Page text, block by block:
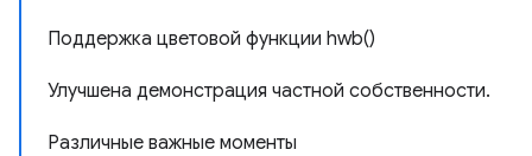
Поддержка цветовой функции hwb()
Улучшена демонстрация частной собственности.
Различные важные моменты